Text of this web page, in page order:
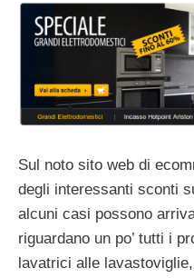
Sul noto sito web di
degli interessanti sconti
alcuni casi possono
riguardano un po’ tutti i
lavatrici alle